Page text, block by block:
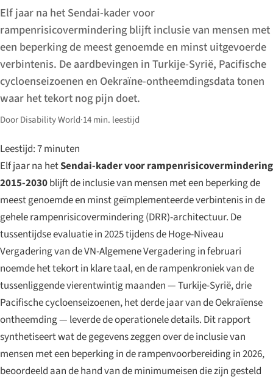
Elf jaar na het Sendai-kader voor
rampenrisicovermindering blijft inclusie van mensen met
een beperking de meest genoemde en minst uitgevoerde
verbintenis. De aardbevingen in Turkije-Syrië, Pacifische
cycloenseizoenen en Oekraïne-ontheemdingsdata tonen
waar het tekort nog pijn doet.
Door Disability World·14 min. leestijd
Leestijd: 7 minuten
Elf jaar na hetSendai-kader voor rampenrisicovermindering
2015-2030blijft de inclusie van mensen met een beperking de
meest genoemde en minst geïmplementeerde verbintenis in de
gehele rampenrisicovermindering (DRR)-architectuur. De
tussentijdse evaluatie in 2025 tijdens de Hoge-Niveau
Vergadering van de VN-Algemene Vergadering in februari
noemde het tekort in klare taal, en de rampenkroniek van de
tussenliggende vierentwintig maanden — Turkije-Syrië, drie
Pacifische cycloenseizoenen, het derde jaar van de Oekraïense
ontheemding — leverde de operationele details. Dit rapport
synthetiseert wat de gegevens zeggen over de inclusie van
mensen met een beperking in de rampenvoorbereiding in 2026,
beoordeeld aan de hand van de minimumeisen die zijn gesteld